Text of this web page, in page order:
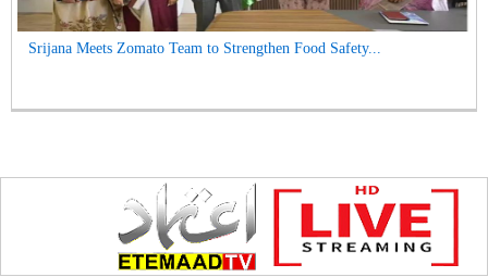
Srijana Meets Zomato Team to Strengthen Food Safety...